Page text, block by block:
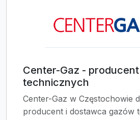
Center-Gaz -
technicznych
Center-Gaz w Częstochowie
producent i dostawca gazów